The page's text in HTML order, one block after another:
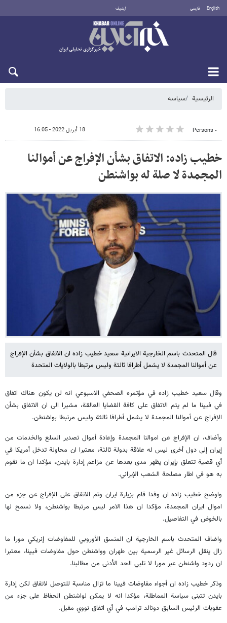
English فارسی أرشيف
الرئيسية سیاسه
٠ Persons 18 أبريل 2022 - 16:05
خطيب زاده: الاتفاق بشأن الإفراج عن أموالنا
المجمدة لا صلة له بواشنطن
قال المتحدث باسم الخارجية الايرانية سعيد خطيب زاده ان الاتفاق بشأن الإفراج
عن أموالنا المجمدة لا يشمل أطرافا ثالثة وليس مرتبطا بالولايات المتحدة
وقال سعيد خطيب زاده في مؤتمره الصحفي الاسبوعي انه لن يكون هناك اتفاق
في فيينا ما لم يتم الاتفاق على كافة القضايا العالقة، مشيرا الى ان الاتفاق بشأن
الإفراج عن أموالنا المجمدة لا يشمل أطرافا ثالثة وليس مرتبطا بواشنطن.
وأضاف، ان الإفراج عن اموالنا المجمدة وإعادة أموال تصدير السلع والخدمات من
إيران إلى دول أخرى ليس له علاقة بدولة ثالثة، معتبرا ان محاولة تدخل أمريكا في
أي قضية تتعلق بإيران يظهر مدى بعدها عن مزاعم إدارة بايدن، مؤكدا ان ما نقوم
به هو في اطار مصلحة الشعب الإيراني.
واوضح خطيب زاده ان وفدا قام بزيارة ايران وتم الاتفاق على الإفراج عن جزء من
اموال ايران المجمدة، مؤكدا ان هذا الامر ليس مرتبطا بواشنطن، ولا نسمح لها
بالخوض في التفاصيل.
واضاف المتحدث باسم الخارجية ان المنسق الأوروبي للمفاوضات إنريكي مورا ما
زال ينقل الرسائل غير الرسمية بين طهران وواشنطن حول مفاوضات فيينا، معتبرا
ان ردود واشنطن عبر مورا لا تلبي الحد الأدنى من مطالبنا.
وذكر خطيب زاده ان أجواء مفاوضات فيينا ما تزال مناسبة للتوصل لاتفاق لكن إدارة
بايدن تتبنى سياسة المماطلة، مؤكدا انه لا يمكن لواشنطن الحفاظ على جزء من
عقوبات الرئيس السابق دونالد ترامب في أي اتفاق نووي مقبل.